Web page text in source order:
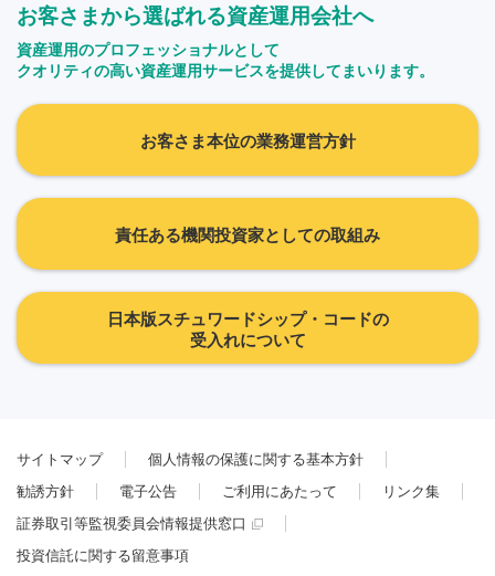
お客さまから選ばれる資産運用会社へ
資産運用のプロフェッショナルとして
クオリティの高い資産運用サービスを提供してまいります。
お客さま本位の業務運営方針
責任ある機関投資家としての取組み
日本版スチュワードシップ・コードの
受入れについて
サイトマップ
個人情報の保護に関する基本方針
勧誘方針
電子公告 ご利用にあたって
リンク集
証券取引等監視委員会情報提供窓口
投資信託に関する留意事項